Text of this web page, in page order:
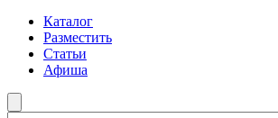
Каталог
Разместить
Статьи
Афиша